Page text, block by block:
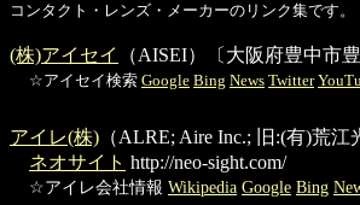
コンタクト・レンズ・メーカーのリンク集です。
(株)アイセイ （AISEI）〔大阪府豊中市
☆アイセイ検索 Google Bing News Twitter
アイレ(株) （ALRE; Aire Inc.; 旧:(有)荒
ネオサイト http://neo-sight.com/
☆アイレ会社情報 Wikipedia Google Bing